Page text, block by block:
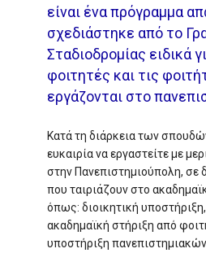
είναι ένα πρόγραμμα
σχεδιάστηκε από το
Σταδιοδρομίας ειδικά
φοιτητές και τις
εργάζονται στο
Κατά τη διάρκεια των
ευκαιρία να εργαστείτε με
στην Πανεπιστημιούπολη, σε
που ταιριάζουν στο
όπως: διοικητική
ακαδημαϊκή στήριξη από
υποστήριξη